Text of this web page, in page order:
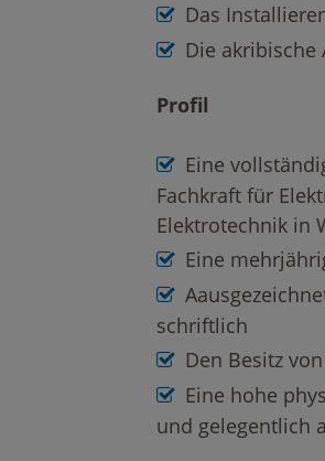
Das
Die
Profil
Eine
Fachkraft für
Elektrotechnik in
Eine
schriftlich
Den Besitz
Eine hohe
und gelegentlich